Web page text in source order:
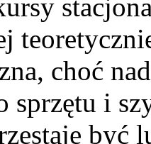
choć
sprzętu i
być